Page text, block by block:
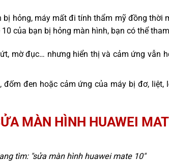
hỏng, máy mất đi tính thẩm mỹ đồng thời
của bạn bị hỏng màn hình, bạn có thể
mờ đục… nhưng hiển thị và cảm ứng vẫn
đốm đen hoặc cảm ứng của máy bị đơ,
MÀN HÌNH HUAWEI
tìm: "sửa màn hình huawei mate 10"